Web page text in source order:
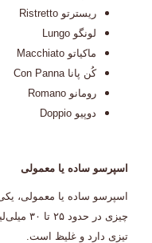
ریسترتو Ristretto
لونگو Lungo
ماکیاتو Macchiato
کُن پانا Con Panna
رومانو Romano
دوپیو Doppio
اسپرسو ساده یا معمولی
اسپرسو ساده یا معمولی،
چیزی در
تیزی دارد و غلیظ است.